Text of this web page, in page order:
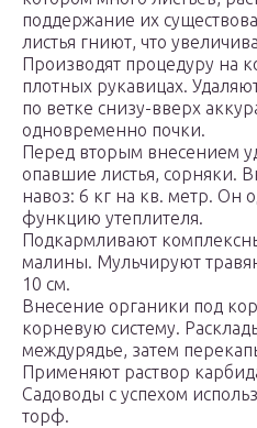
поддержание их
листья гниют, что
Производят процедуру на
плотных рукавицах.
по ветке снизу-вверх
одновременно почки.
Перед вторым внесением
опавшие листья, сорняки.
навоз: 6 кг на кв. метр. Он
функцию утеплителя.
Подкармливают
малины. Мульчируют
10 см.
Внесение органики под
корневую систему.
междурядье, затем
Применяют раствор
Садоводы с успехом
торф.